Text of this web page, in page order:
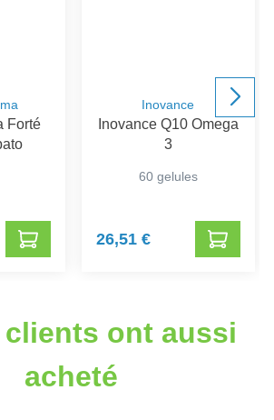
Forté
Inovance
Inovance Q10 Omega
3
60 gelules
26,51 €
ont aussi
acheté